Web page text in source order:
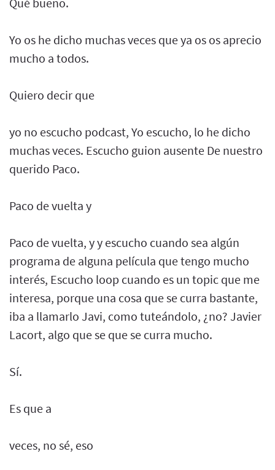
Yo os he dicho muchas veces que ya os os aprecio
mucho a todos.
Quiero decir que
yo no escucho podcast, Yo escucho, lo he dicho
muchas veces. Escucho guion ausente De nuestro
querido Paco.
Paco de vuelta y
Paco de vuelta, y y escucho cuando sea algún
programa de alguna película que tengo mucho
interés, Escucho loop cuando es un topic que me
interesa, porque una cosa que se curra bastante,
iba a llamarlo Javi, como tuteándolo, ¿no? Javier
Lacort, algo que se que se curra mucho.
Sí.
Es que a
veces, no sé, eso